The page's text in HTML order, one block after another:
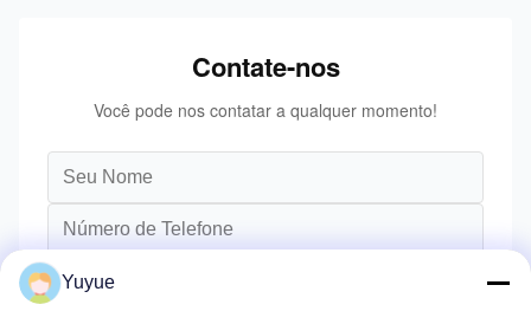
Contate-nos
Você pode nos contatar a qualquer momento!
Yuyue